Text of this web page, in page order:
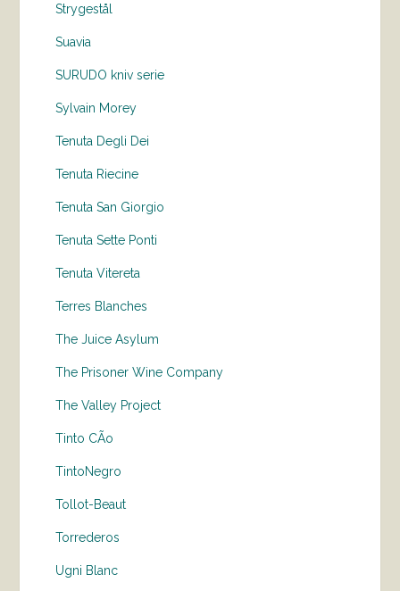
Strygestål
Suavia
SURUDO kniv serie
Sylvain Morey
Tenuta Degli Dei
Tenuta Riecine
Tenuta San Giorgio
Tenuta Sette Ponti
Tenuta Vitereta
Terres Blanches
The Juice Asylum
The Prisoner Wine Company
The Valley Project
Tinto CÃo
TintoNegro
Tollot-Beaut
Torrederos
Ugni Blanc